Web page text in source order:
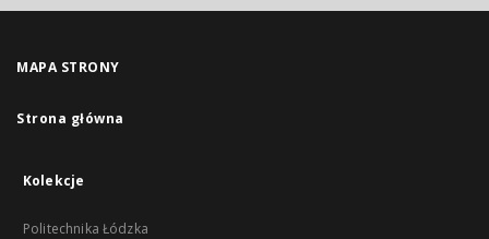
MAPA STRONY
Strona główna
Kolekcje
Politechnika Łódzka